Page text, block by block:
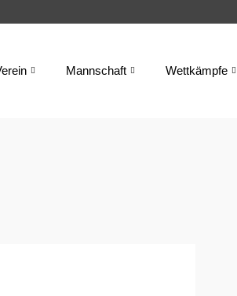
Mannschaft Wettkämpfe